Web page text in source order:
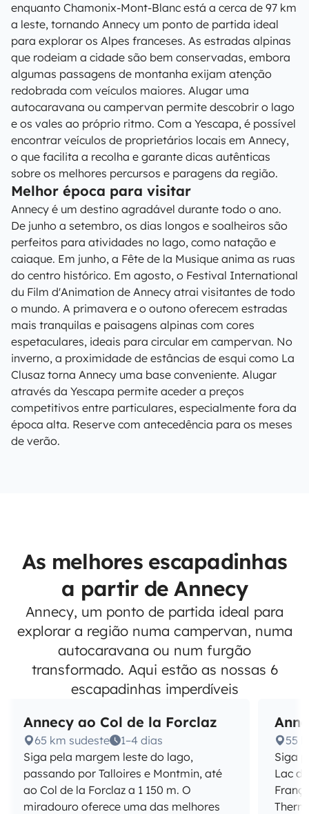
enquanto Chamonix-Mont-Blanc está a cerca de 97 km
a leste, tornando Annecy um ponto de partida ideal
para explorar os Alpes franceses. As estradas alpinas
que rodeiam a cidade são bem conservadas, embora
algumas passagens de montanha exijam atenção
redobrada com veículos maiores. Alugar uma
autocaravana ou campervan permite descobrir o lago
e os vales ao próprio ritmo. Com a Yescapa, é possível
encontrar veículos de proprietários locais em Annecy,
o que facilita a recolha e garante dicas autênticas
sobre os melhores percursos e paragens da região.
Melhor época para visitar
Annecy é um destino agradável durante todo o ano.
De junho a setembro, os dias longos e soalheiros são
perfeitos para atividades no lago, como natação e
caiaque. Em junho, a Fête de la Musique anima as ruas
do centro histórico. Em agosto, o Festival International
du Film d'Animation de Annecy atrai visitantes de todo
o mundo. A primavera e o outono oferecem estradas
mais tranquilas e paisagens alpinas com cores
espetaculares, ideais para circular em campervan. No
inverno, a proximidade de estâncias de esqui como La
Clusaz torna Annecy uma base conveniente. Alugar
através da Yescapa permite aceder a preços
competitivos entre particulares, especialmente fora da
época alta. Reserve com antecedência para os meses
de verão.
As melhores escapadinhas
a partir de Annecy
Annecy, um ponto de partida ideal para
explorar a região numa campervan, numa
autocaravana ou num furgão
transformado. Aqui estão as nossas 6
escapadinhas imperdíveis
Annecy ao Col de la Forclaz
65 km sudeste
1–4 dias
Siga pela margem leste do lago,
passando por Talloires e Montmin, até
ao Col de la Forclaz a 1 150 m. O
miradouro oferece uma das melhores
55
Siga
Lac